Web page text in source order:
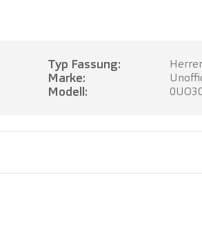
Typ Fassung:
Marke:
Modell: